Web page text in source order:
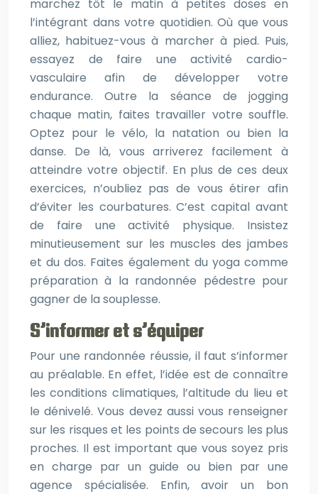
marchez tôt le matin à petites doses en
l’intégrant dans votre quotidien. Où que vous
alliez, habituez-vous à marcher à pied. Puis,
essayez de faire une activité cardio-
vasculaire afin de développer votre
endurance. Outre la séance de jogging
chaque matin, faites travailler votre souffle.
Optez pour le vélo, la natation ou bien la
danse. De là, vous arriverez facilement à
atteindre votre objectif. En plus de ces deux
exercices, n’oubliez pas de vous étirer afin
d’éviter les courbatures. C’est capital avant
de faire une activité physique. Insistez
minutieusement sur les muscles des jambes
et du dos. Faites également du yoga comme
préparation à la randonnée pédestre pour
gagner de la souplesse.
S’informer et s’équiper
Pour une randonnée réussie, il faut s’informer
au préalable. En effet, l’idée est de connaître
les conditions climatiques, l’altitude du lieu et
le dénivelé. Vous devez aussi vous renseigner
sur les risques et les points de secours les plus
proches. Il est important que vous soyez pris
en charge par un guide ou bien par une
agence spécialisée. Enfin, avoir un bon